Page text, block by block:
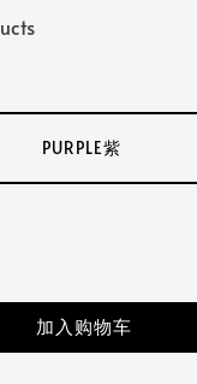
PURPLE紫
加入购物车